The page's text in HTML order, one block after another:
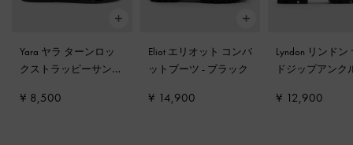
Yara ヤラ ターンロッ
クストラッピーサンダ
¥ 8,500
Eliot エリオット コンバ
ットブーツ - ブラック
¥ 14,900
Lyndon リンドン
ドジップアンク
¥ 12,900